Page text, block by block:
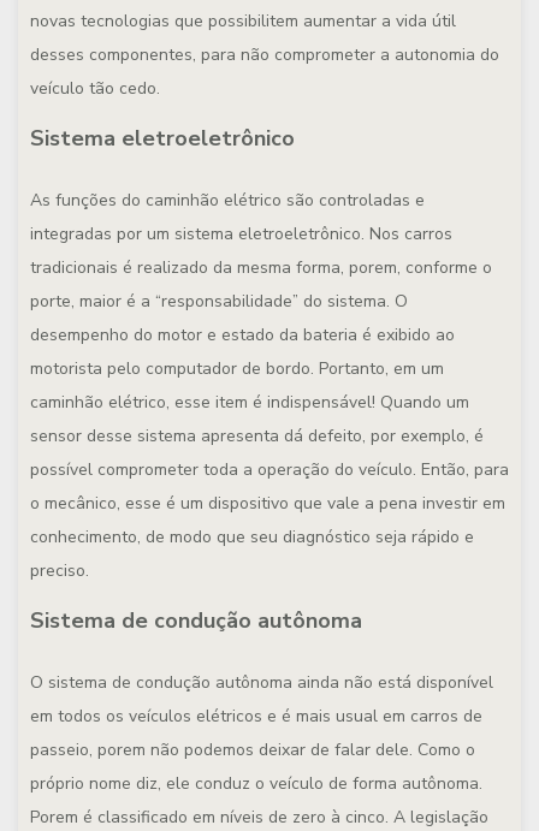
novas tecnologias que possibilitem aumentar a vida útil
desses componentes, para não comprometer a autonomia do
veículo tão cedo.
Sistema eletroeletrônico
As funções do caminhão elétrico são controladas e
integradas por um sistema eletroeletrônico. Nos carros
tradicionais é realizado da mesma forma, porem, conforme o
porte, maior é a “responsabilidade” do sistema. O
desempenho do motor e estado da bateria é exibido ao
motorista pelo computador de bordo. Portanto, em um
caminhão elétrico, esse item é indispensável! Quando um
sensor desse sistema apresenta dá defeito, por exemplo, é
possível comprometer toda a operação do veículo. Então, para
o mecânico, esse é um dispositivo que vale a pena investir em
conhecimento, de modo que seu diagnóstico seja rápido e
preciso.
Sistema de condução autônoma
O sistema de condução autônoma ainda não está disponível
em todos os veículos elétricos e é mais usual em carros de
passeio, porem não podemos deixar de falar dele. Como o
próprio nome diz, ele conduz o veículo de forma autônoma.
Porem é classificado em níveis de zero à cinco. A legislação